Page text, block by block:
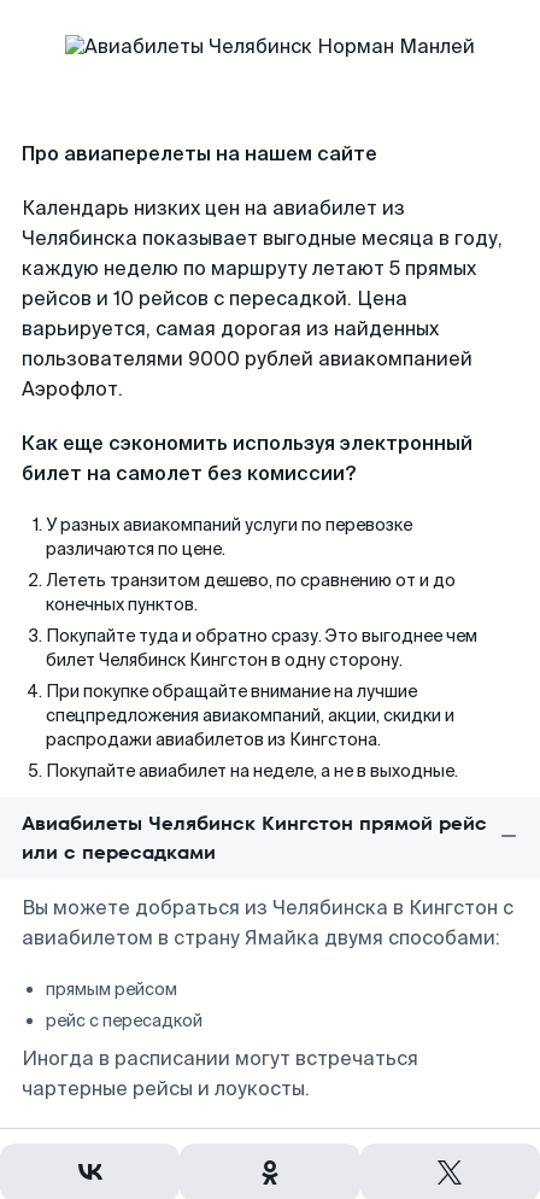
Про авиаперелеты на нашем сайте
Календарь низких цен на авиабилет из
Челябинска показывает выгодные месяца в году,
каждую неделю по маршруту летают 5 прямых
рейсов и 10 рейсов с пересадкой. Цена
варьируется, самая дорогая из найденных
пользователями 9000 рублей авиакомпанией
Аэрофлот.
Как еще сэкономить используя электронный
билет на самолет без комиссии?
У разных авиакомпаний услуги по перевозке
различаются по цене.
Лететь транзитом дешево, по сравнению от и до
конечных пунктов.
Покупайте туда и обратно сразу. Это выгоднее чем
билет Челябинск Кингстон в одну сторону.
При покупке обращайте внимание на лучшие
спецпредложения авиакомпаний, акции, скидки и
распродажи авиабилетов из Кингстона.
Покупайте авиабилет на неделе, а не в выходные.
Авиабилеты Челябинск Кингстон прямой рейс
или с пересадками
Вы можете добраться из Челябинска в Кингстон с
авиабилетом в страну Ямайка двумя способами:
прямым рейсом
рейс с пересадкой
Иногда в расписании могут встречаться
чартерные рейсы и лоукосты.